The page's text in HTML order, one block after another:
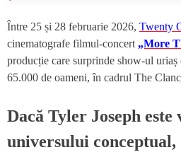
Între 25 și 28 februarie 2026, Twenty
cinematografe filmul-concert „More
producție care surprinde show-ul
65.000 de oameni, în cadrul The
Dacă Tyler Joseph
universului conceptual,